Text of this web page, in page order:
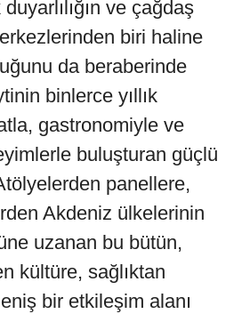
ve çağdaş
biri haline
da beraberinde
binlerce yıllık
gastronomiyle ve
buluşturan güçlü
panellere,
Akdeniz ülkelerinin
uzanan bu bütün,
kültüre, sağlıktan
bir etkileşim alanı